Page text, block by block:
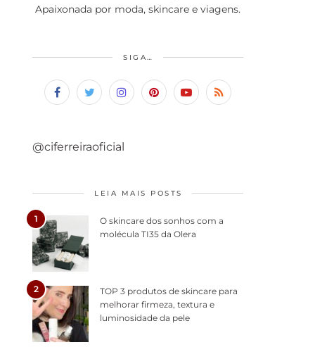
Apaixonada por moda, skincare e viagens.
SIGA…
@ciferreiraoficial
LEIA MAIS POSTS
1
O skincare dos sonhos com a
molécula TI35 da Olera
2
TOP 3 produtos de skincare para
melhorar firmeza, textura e
luminosidade da pele